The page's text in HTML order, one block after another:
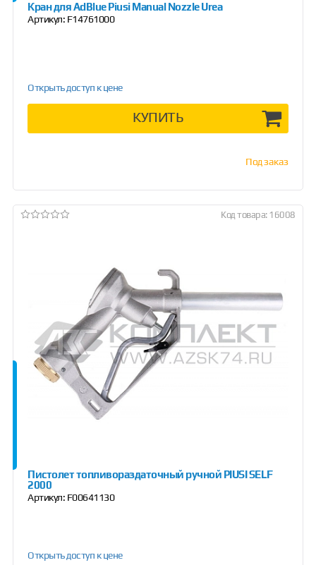
Кран для AdBlue Piusi Manual Nozzle Urea
Артикул: F14761000
Открыть доступ к цене
КУПИТЬ
Под заказ
Код товара: 16008
Пистолет топливораздаточный ручной PIUSI SELF
2000
Артикул: F00641130
Открыть доступ к цене